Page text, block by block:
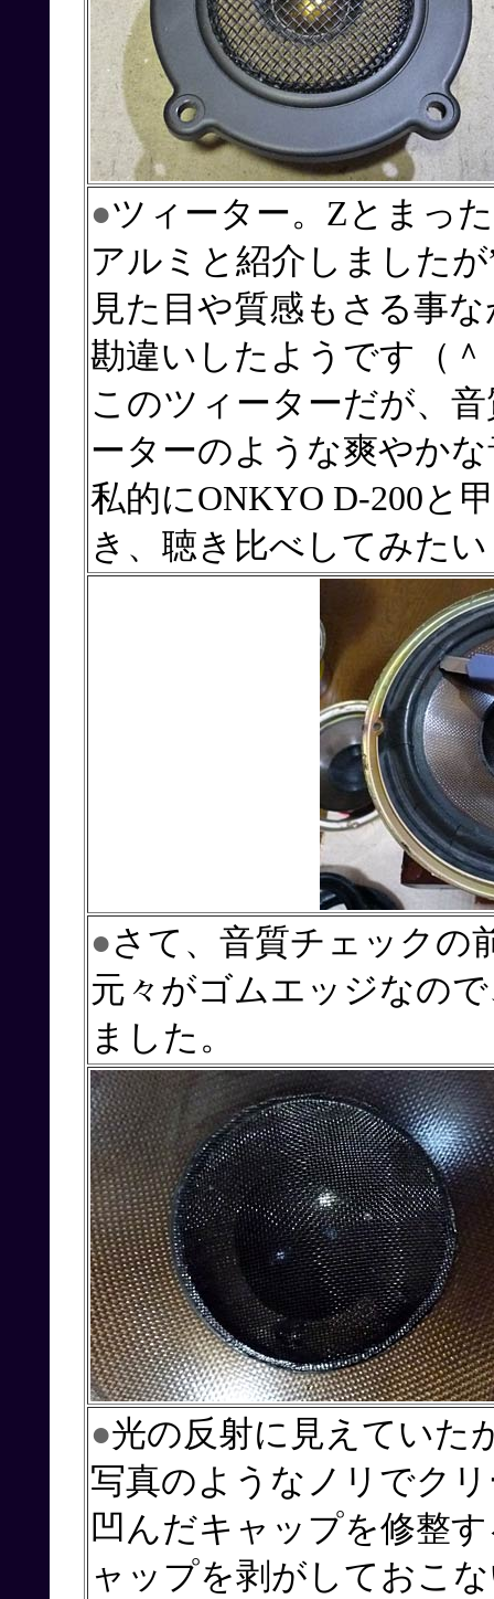
●ツィーター。Zとまっ
アルミと紹介しましたが
見た目や質感もさる事
勘違いしたようです（＾
このツィーターだが、
ーターのような爽やか
私的にONKYO D-200と
き、聴き比べしてみた
●さて、音質チェックの
元々がゴムエッジなの
ました。
●光の反射に見えていた
写真のようなノリでク
凹んだキャップを修整
ャップを剥がしておこ